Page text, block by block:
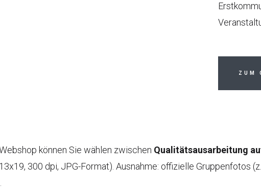
ZUM
können Sie wählen zwischen Qualitätsausarbeitung
300 dpi, JPG-Format). Ausnahme: offizielle Gruppenfotos